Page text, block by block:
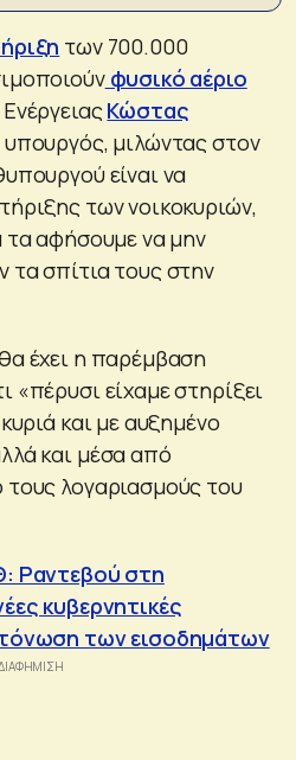
των 700.000
φυσικό αέριο
Κώστας
μιλώντας στον
είναι να
των νοικοκυριών,
τα αφήσουμε να μην
σπίτια τους στην
έχει η παρέμβαση
«πέρυσι είχαμε στηρίξει
και με αυξημένο
και μέσα από
λογαριασμούς του
Ραντεβού στη
κυβερνητικές
των εισοδημάτων